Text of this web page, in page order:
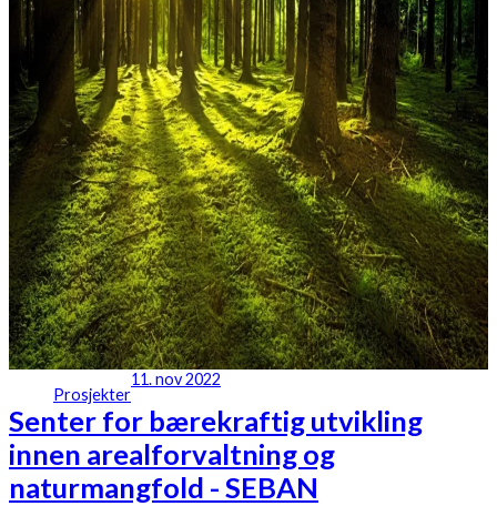
Prosjekter
11. nov 2022
Senter for bærekraftig utvikling
innen arealforvaltning og
naturmangfold - SEBAN